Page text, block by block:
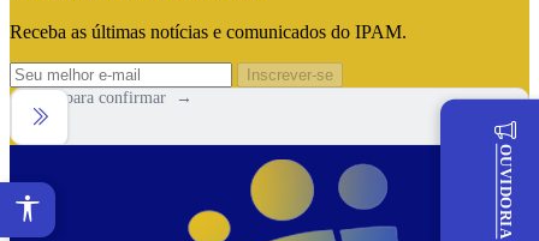
OUVIDORIA
Receba as últimas notícias e comunicados do IPAM.
Inscrever-se
Arraste para confirmar →